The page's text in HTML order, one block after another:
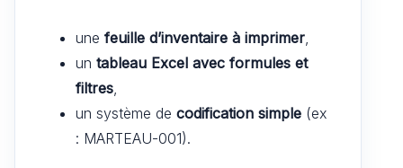
une feuille d’inventaire à imprimer,
un tableau Excel avec formules et
filtres,
un système de codification simple (ex
: MARTEAU-001).